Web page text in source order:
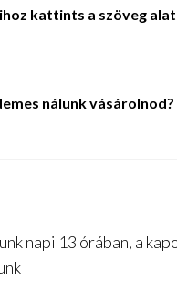
kattints a szöveg
nálunk vásárolnod?
napi 13 órában, a